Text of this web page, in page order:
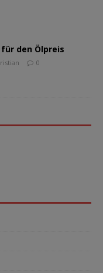
den Ölpreis
0